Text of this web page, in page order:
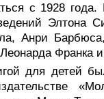
с 1928
Элтона
Анри
Франка
для детей